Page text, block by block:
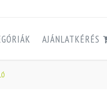
AJÁNLATKÉRÉS